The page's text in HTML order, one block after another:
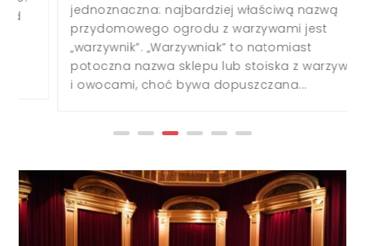
jednoznaczna: najbardziej właściwą nazwą
przydomowego ogrodu z warzywami jest
„warzywnik”. „Warzywniak” to natomiast
potoczna nazwa sklepu lub stoiska z warzywami
i owocami, choć bywa dopuszczana...